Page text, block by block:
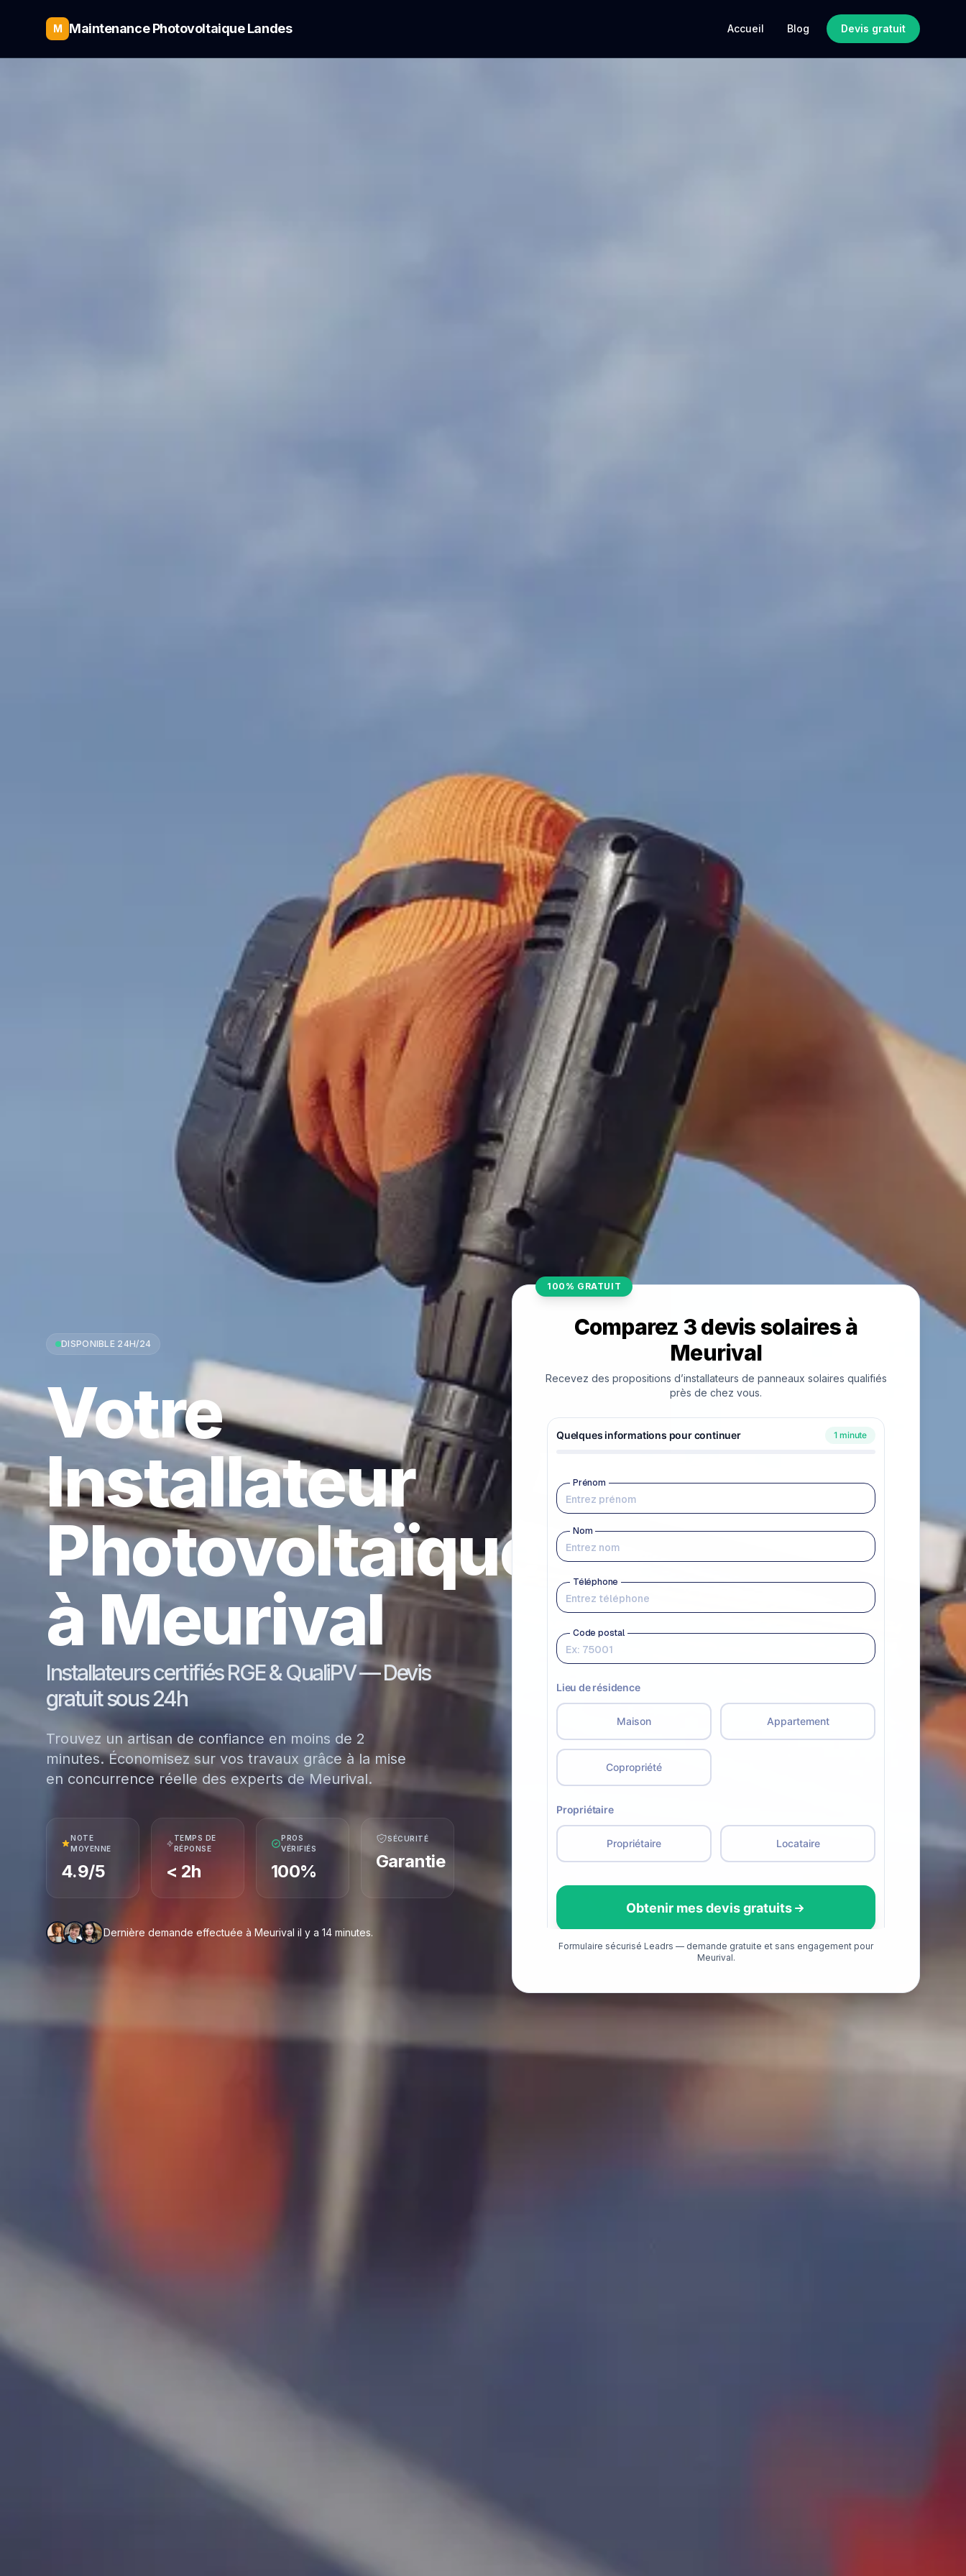
M Maintenance Photovoltaique Landes Accueil Blog Devis gratuit
DISPONIBLE 24H/24
Votre
Installateur
Photovoltaïque
à Meurival
Installateurs certifiés RGE & QualiPV — Devis
gratuit sous 24h
Trouvez un artisan de confiance en moins de 2
minutes. Économisez sur vos travaux grâce à la mise
en concurrence réelle des experts de Meurival.
NOTE
MOYENNE
4.9/5
TEMPS DE
RÉPONSE
< 2h
PROS
VÉRIFIÉS
100%
SÉCURITÉ
Garantie
Dernière demande effectuée à Meurival il y a 14 minutes.
100% GRATUIT
Comparez 3 devis solaires à
Meurival
Recevez des propositions d’installateurs de panneaux solaires qualifiés
près de chez vous.
Formulaire sécurisé Leadrs — demande gratuite et sans engagement pour
Meurival.